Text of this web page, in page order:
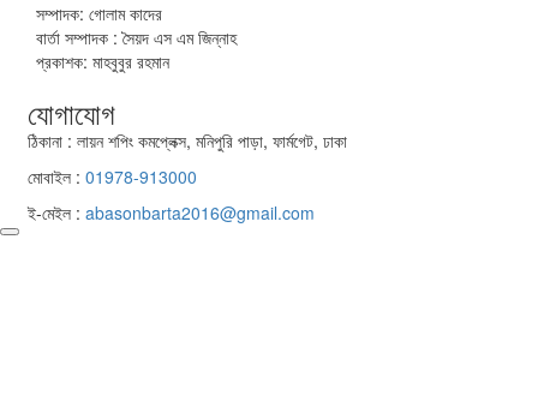
সম্পাদক: গোলাম কাদের
বার্তা সম্পাদক : সৈয়দ এস এম জিন্নাহ
প্রকাশক: মাহবুবুর রহমান
যোগাযোগ
ঠিকানা : লায়ন শপিং কমপ্লেক্স, মনিপুরি পাড়া, ফার্মগেট, ঢাকা
মোবাইল : 01978-913000
ই-মেইল : abasonbarta2016@gmail.com